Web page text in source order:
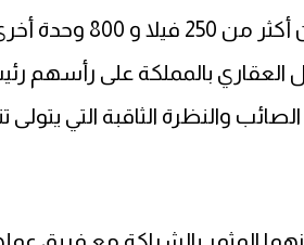
العقاري بالمملكة على رأسهم
والنظرة الثاقبة التي